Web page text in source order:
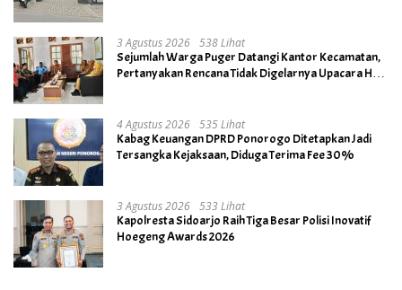
3 Agustus 2026 538 Lihat
Sejumlah Warga Puger Datangi Kantor Kecamatan,
Pertanyakan Rencana Tidak Digelarnya Upacara HUT
4 Agustus 2026 535 Lihat
Kabag Keuangan DPRD Ponorogo Ditetapkan Jadi
Tersangka Kejaksaan, Diduga Terima Fee 30%
3 Agustus 2026 533 Lihat
Kapolresta Sidoarjo Raih Tiga Besar Polisi Inovatif
Hoegeng Awards 2026